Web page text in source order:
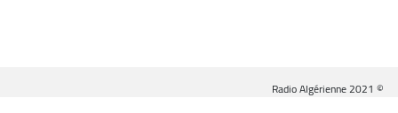
© Radio Algérienne 2021